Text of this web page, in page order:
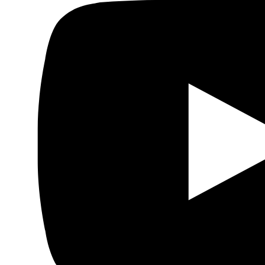
cuenta bancaria de la asociación en octubre de 2016,
arguyendo que no tenían derecho a cultivar las tierras. Se
antepuso la principal
Beji Caid Essebsi, restituir el “prestigio del estado”, al
desarrollo descentralizado y autosostenible.
Hay una larga tradición de autoridades tunecinas que
cambiar nada en sus actuaciones. Viendo cómo les ha
ido a las iniciativas de descentralización hasta ahora, no
debemos descartar que las estos comicios, y los
alcaldes nuevos que salgan de ellos, acaben siendo otro
simulacro.